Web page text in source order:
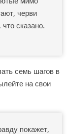
черви
сказано.
семь шагов в
на свои
покажет,